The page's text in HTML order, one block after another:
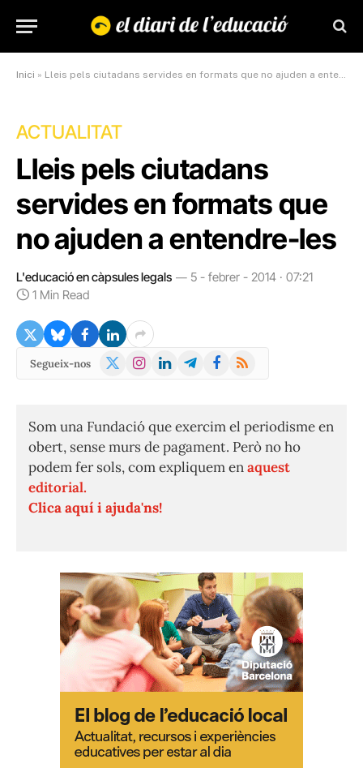
Inici » Lleis pels ciutadans servides en formats que no ajuden a entendre-les
ACTUALITAT
Lleis pels ciutadans
servides en formats que
no ajuden a entendre-les
L'educació en càpsules legals
5 - febrer - 2014 · 07:21
1 Min Read
Segueix-nos
X
Instagram
LinkedInTelegramFacebook
RSS
Som una Fundació que exercim el periodisme en
obert, sense murs de pagament. Però no ho
podem fer sols, com expliquem enaquest
editorial.
Clica aquí i ajuda'ns!